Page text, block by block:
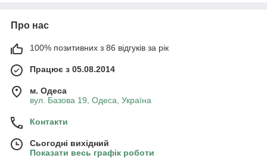
Про нас
100% позитивних з 86 відгуків за рік
Працює з 05.08.2014
м. Одеса
вул. Базова 19, Одеса, Україна
Контакти
Сьогодні вихідний
Показати весь графік роботи